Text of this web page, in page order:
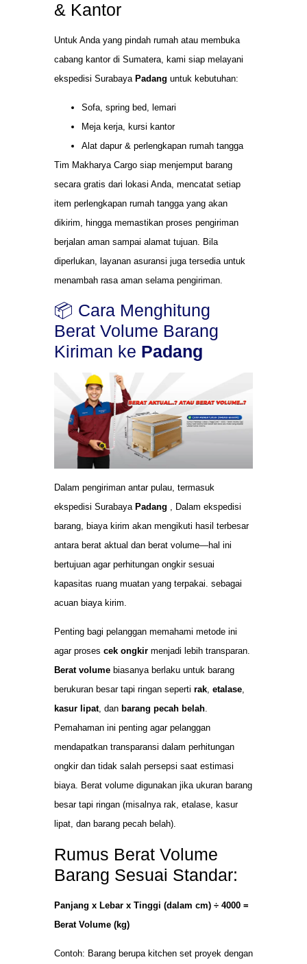
& Kantor
Untuk Anda yang pindah rumah atau membuka
cabang kantor di Sumatera, kami siap melayani
ekspedisi Surabaya Padang untuk kebutuhan:
Sofa, spring bed, lemari
Meja kerja, kursi kantor
Alat dapur & perlengkapan rumah tangga
Tim Makharya Cargo siap menjemput barang
secara gratis dari lokasi Anda, mencatat setiap
item perlengkapan rumah tangga yang akan
dikirim, hingga memastikan proses pengiriman
berjalan aman sampai alamat tujuan. Bila
diperlukan, layanan asuransi juga tersedia untuk
menambah rasa aman selama pengiriman.
📦 Cara Menghitung
Berat Volume Barang
Kiriman ke Padang
Dalam pengiriman antar pulau, termasuk
ekspedisi Surabaya Padang , Dalam ekspedisi
barang, biaya kirim akan mengikuti hasil terbesar
antara berat aktual dan berat volume—hal ini
bertujuan agar perhitungan ongkir sesuai
kapasitas ruang muatan yang terpakai. sebagai
acuan biaya kirim.
Penting bagi pelanggan memahami metode ini
agar proses cek ongkir menjadi lebih transparan.
Berat volume biasanya berlaku untuk barang
berukuran besar tapi ringan seperti rak, etalase,
kasur lipat, dan barang pecah belah.
Pemahaman ini penting agar pelanggan
mendapatkan transparansi dalam perhitungan
ongkir dan tidak salah persepsi saat estimasi
biaya. Berat volume digunakan jika ukuran barang
besar tapi ringan (misalnya rak, etalase, kasur
lipat, dan barang pecah belah).
Rumus Berat Volume
Barang Sesuai Standar:
Panjang x Lebar x Tinggi (dalam cm) ÷ 4000 =
Berat Volume (kg)
Contoh: Barang berupa kitchen set proyek dengan